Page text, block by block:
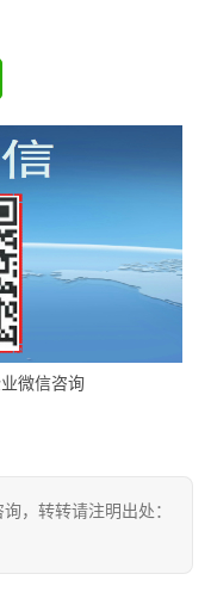
微信咨询
，转转请注明出处：